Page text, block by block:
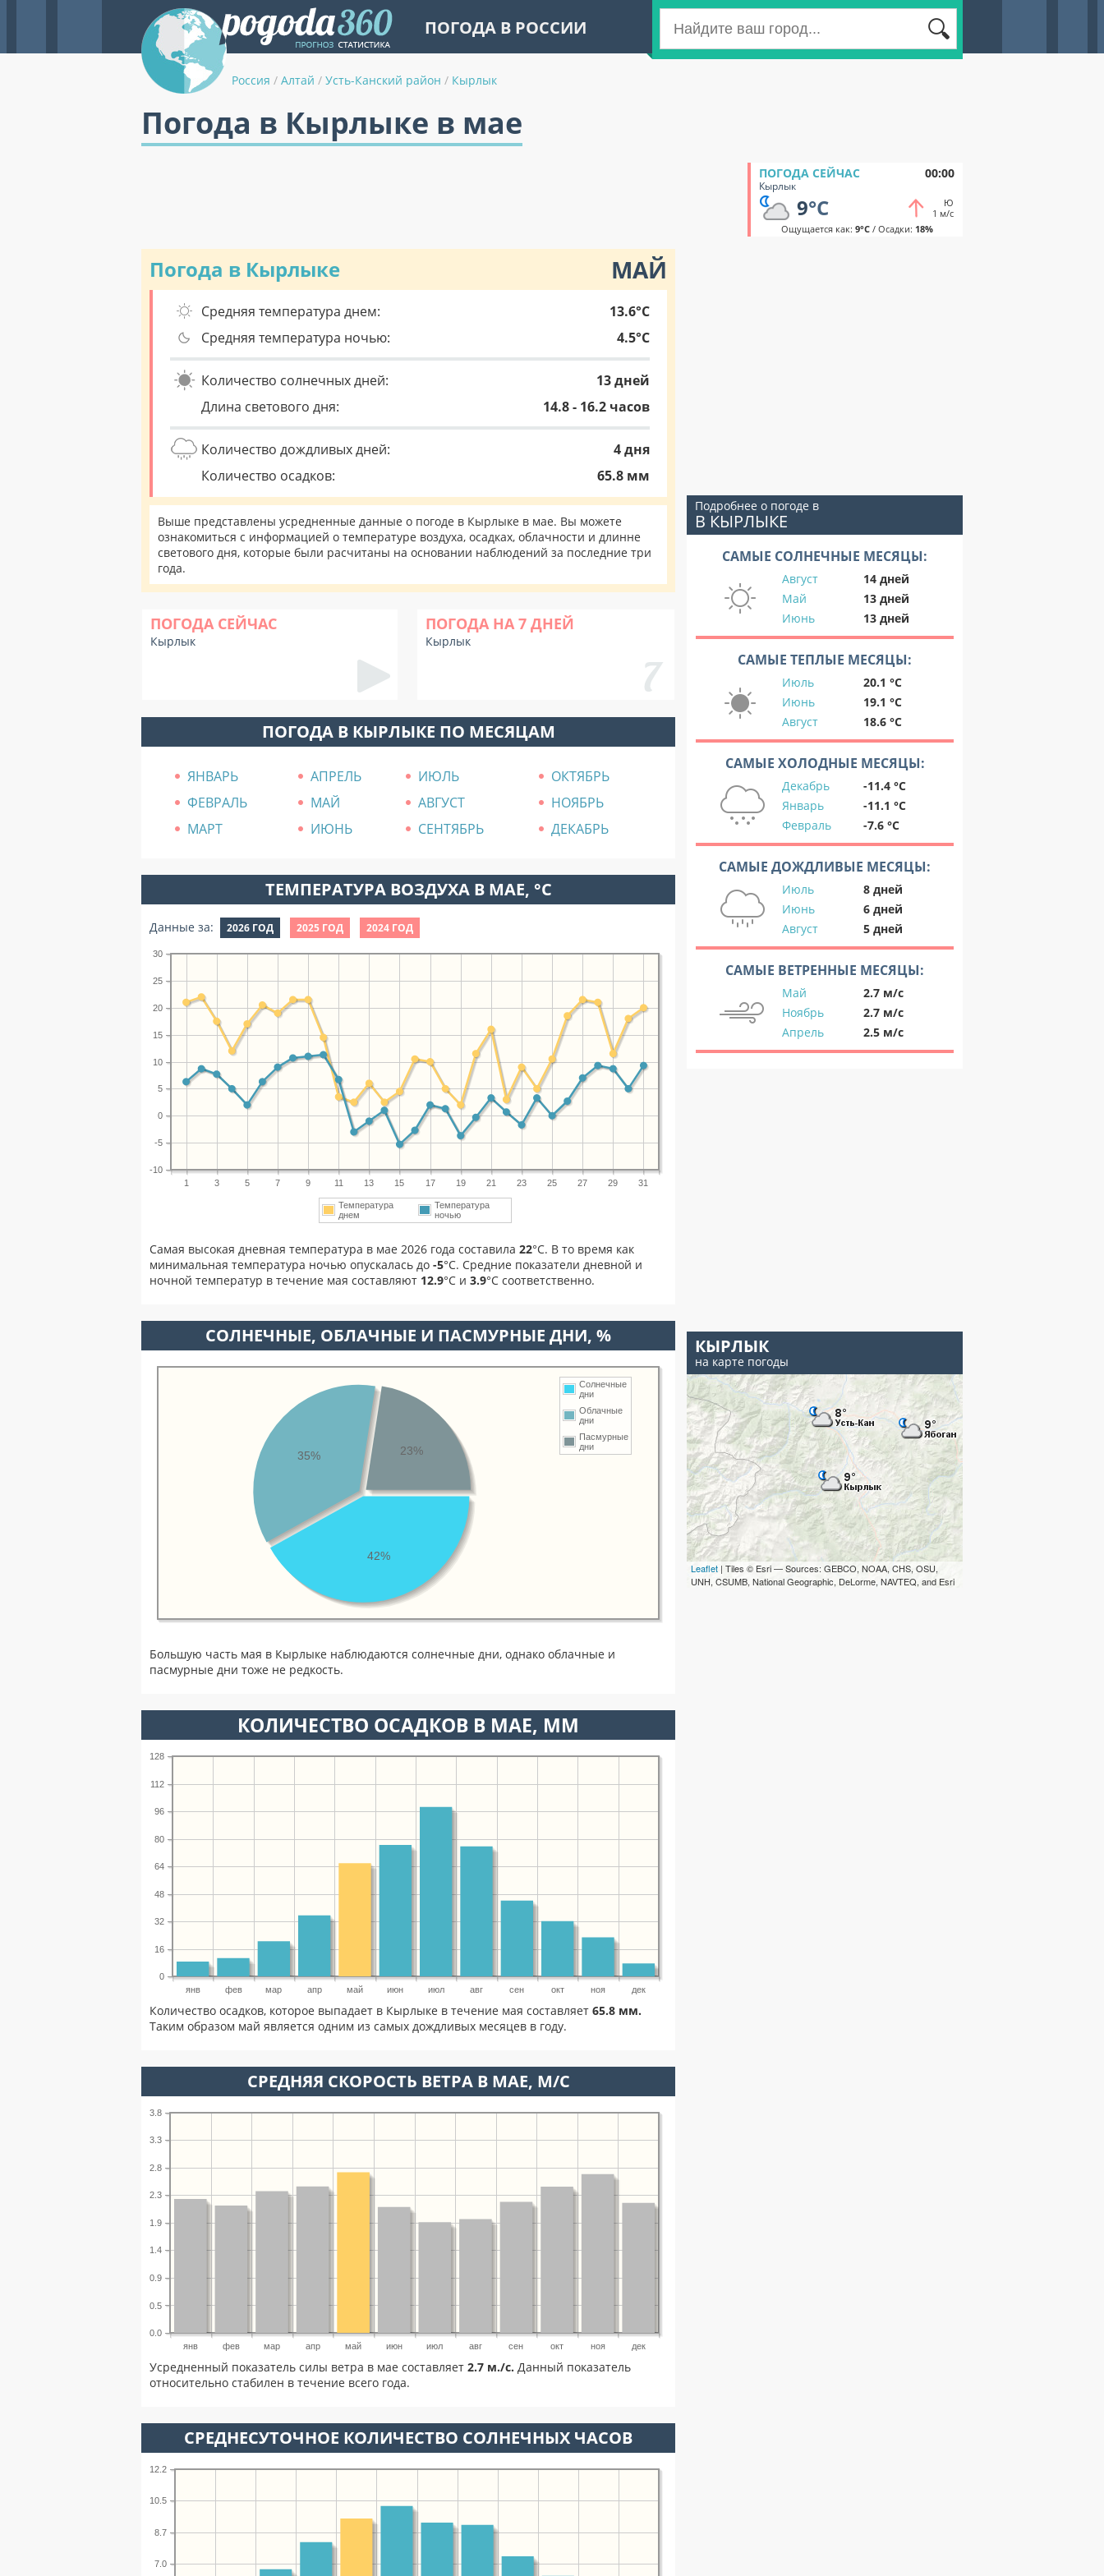
ПОГОДА В РОССИИ
Россия / Алтай / Усть-Канский район / Кырлык
Погода в Кырлыке в мае
ПОГОДА СЕЙЧАС 00:00
Кырлык
9°C
Ю
1 м/с
Ощущается как: 9°C/ Осадки: 18%
Погода в Кырлыке МАЙ
Средняя температура днем:
13.6°C
Средняя температура ночью:
4.5°C
Количество солнечных дней:
13 дней
Длина светового дня:
14.8 - 16.2 часов
Количество дождливых дней:
4 дня
Количество осадков:
65.8 мм
Выше представлены усредненные данные о погоде в Кырлыке в мае. Вы можете
ознакомиться с информацией о температуре воздуха, осадках, облачности и длинне
светового дня, которые были расчитаны на основании наблюдений за последние три
года.
ПОГОДА СЕЙЧАС
Кырлык
ПОГОДА НА 7 ДНЕЙ
Кырлык
ПОГОДА В КЫРЛЫКЕ ПО МЕСЯЦАМ
ЯНВАРЬ АПРЕЛЬ ИЮЛЬ
ОКТЯБРЬ
ФЕВРАЛЬ
МАЙ АВГУСТ
НОЯБРЬ
МАРТ
ИЮНЬ СЕНТЯБРЬ ДЕКАБРЬ
ТЕМПЕРАТУРА ВОЗДУХА В МАЕ, °C
Данные за: 2026 ГОД 2025 ГОД 2024 ГОД
1 3 5 7 9 11 13 15 17 19 21 23 25 27 29 31
-10
-5
0
5
10
15
20
25
30
Температура
днем
Температура
ночью
Самая высокая дневная температура в мае 2026 года составила 22°С. В то время как
минимальная температура ночью опускалась до -5°C. Средние показатели дневной и
ночной температур в течение мая составляют 12.9°С и 3.9°С соответственно.
CОЛНЕЧНЫЕ, ОБЛАЧНЫЕ И ПАСМУРНЫЕ ДНИ, %
Солнечные
дни
Облачные
дни
Пасмурные
дни
42%
35% 23%
Большую часть мая в Кырлыке наблюдаются солнечные дни, однако облачные и
пасмурные дни тоже не редкость.
КОЛИЧЕСТВО ОСАДКОВ В МАЕ, ММ
янв фев мар апр май июн июл авг сен окт ноя дек
0
16
32
48
64
80
96
112
128
Количество осадков, которое выпадает в Кырлыке в течение мая составляет 65.8 мм.
Таким образом май является одним из самых дождливых месяцев в году.
СРЕДНЯЯ СКОРОСТЬ ВЕТРА В МАЕ, М/С
янв фев мар апр май июн июл авг сен окт ноя дек
0.0
0.5
0.9
1.4
1.9
2.3
2.8
3.3
3.8
Усредненный показатель силы ветра в мае составляет 2.7 м./с. Данный показатель
относительно стабилен в течение всего года.
СРЕДНЕСУТОЧНОЕ КОЛИЧЕСТВО СОЛНЕЧНЫХ ЧАСОВ
7.0
8.7
10.5
12.2
Подробнее о погоде в
В КЫРЛЫКЕ
САМЫЕ СОЛНЕЧНЫЕ МЕСЯЦЫ:
Август
14 дней
Май
13 дней
Июнь
13 дней
САМЫЕ ТЕПЛЫЕ МЕСЯЦЫ:
Июль
20.1 °C
Июнь
19.1 °C
Август
18.6 °C
САМЫЕ ХОЛОДНЫЕ МЕСЯЦЫ:
Декабрь
-11.4 °C
Январь
-11.1 °C
Февраль
-7.6 °C
САМЫЕ ДОЖДЛИВЫЕ МЕСЯЦЫ:
Июль
8 дней
Июнь
6 дней
Август
5 дней
САМЫЕ ВЕТРЕННЫЕ МЕСЯЦЫ:
Май
2.7 м/с
Ноябрь
2.7 м/с
Апрель
2.5 м/с
КЫРЛЫК
на карте погоды
Leaflet | Tiles © Esri — Sources: GEBCO, NOAA, CHS, OSU,
UNH, CSUMB, National Geographic, DeLorme, NAVTEQ, and Esri